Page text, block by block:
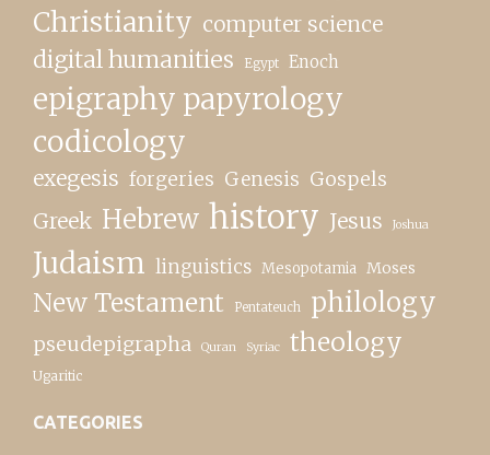
Christianity computer science
digital humanities Egypt Enoch
epigraphy papyrology
codicology
exegesis forgeries Genesis Gospels
Greek Hebrew history Jesus Joshua
Judaism linguistics Mesopotamia Moses
New Testament Pentateuch philology
pseudepigrapha Quran Syriac theology
Ugaritic
CATEGORIES